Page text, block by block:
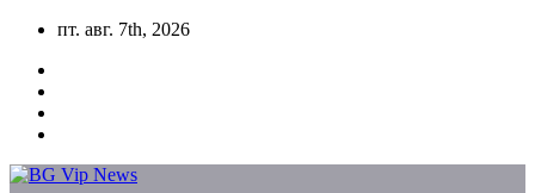
Skip
content
пт. авг. 7th, 2026